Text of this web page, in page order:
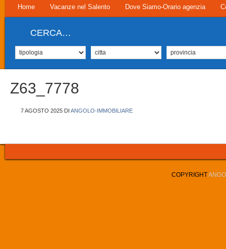
Home Vacanze nel Salento Dove Siamo-Orario agenzia
CERCA…
Z63_7778
7 AGOSTO 2025 DI ANGOLO-IMMOBILIARE
COPYRIGHT